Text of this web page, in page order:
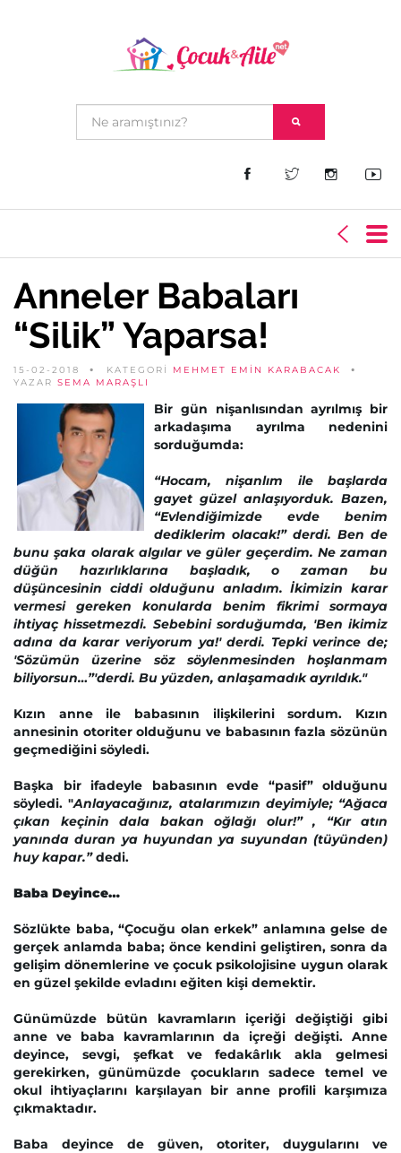
Anneler Babaları
“Silik” Yaparsa!
15-02-2018 KATEGORİ MEHMET EMIN KARABACAK
YAZAR SEMA MARAŞLI
Bir gün nişanlısından ayrılmış bir
arkadaşıma ayrılma nedenini
sorduğumda:
“Hocam, nişanlım ile başlarda
gayet güzel anlaşıyorduk. Bazen,
“Evlendiğimizde evde benim
dediklerim olacak!” derdi. Ben de
bunu şaka olarak algılar ve güler geçerdim. Ne zaman
düğün hazırlıklarına başladık, o zaman bu
düşüncesinin ciddi olduğunu anladım. İkimizin karar
vermesi gereken konularda benim fikrimi sormaya
ihtiyaç hissetmezdi. Sebebini sorduğumda, 'Ben ikimiz
adına da karar veriyorum ya!' derdi. Tepki verince de;
'Sözümün üzerine söz söylenmesinden hoşlanmam
biliyorsun…”'derdi. Bu yüzden, anlaşamadık ayrıldık."
Kızın anne ile babasının ilişkilerini sordum. Kızın
annesinin otoriter olduğunu ve babasının fazla sözünün
geçmediğini söyledi.
Başka bir ifadeyle babasının evde “pasif” olduğunu
söyledi. "Anlayacağınız, atalarımızın deyimiyle; “Ağaca
çıkan keçinin dala bakan oğlağı olur!” , “Kır atın
yanında duran ya huyundan ya suyundan (tüyünden)
huy kapar.”dedi.
Baba Deyince…
Sözlükte baba, “Çocuğu olan erkek” anlamına gelse de
gerçek anlamda baba; önce kendini geliştiren, sonra da
gelişim dönemlerine ve çocuk psikolojisine uygun olarak
en güzel şekilde evladını eğiten kişi demektir.
Günümüzde bütün kavramların içeriği değiştiği gibi
anne ve baba kavramlarının da içreği değişti. Anne
deyince, sevgi, şefkat ve fedakârlık akla gelmesi
gerekirken, günümüzde çocukların sadece temel ve
okul ihtiyaçlarını karşılayan bir anne profili karşımıza
çıkmaktadır.
Baba deyince de güven, otoriter, duygularını ve